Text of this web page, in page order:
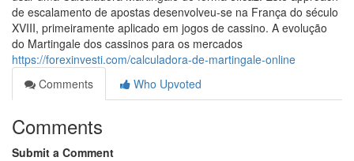
de escalamento de apostas desenvolveu-se na França do século
XVIII, primeiramente aplicado em jogos de cassino. A evolução
do Martingale dos cassinos para os mercados
https://forexinvesti.com/calculadora-de-martingale-online
Comments
Who Upvoted
Comments
Submit a Comment